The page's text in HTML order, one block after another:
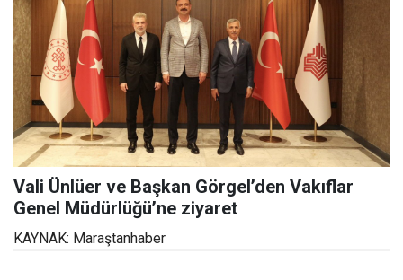
Vali Ünlüer ve Başkan Görgel’den Vakıflar
Genel Müdürlüğü’ne ziyaret
KAYNAK: Maraştanhaber